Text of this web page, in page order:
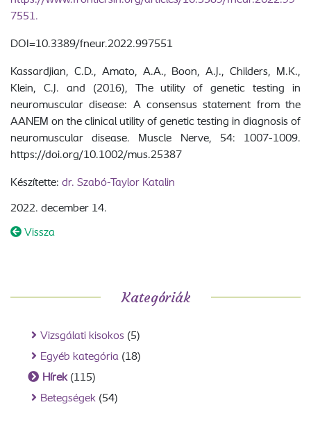
Kategóriák
Vizsgálati kisokos (5)
Egyéb kategória (18)
Hírek(115)
Betegségek (54)
7551.
DOI=10.3389/fneur.2022.997551
Kassardjian, C.D., Amato, A.A., Boon, A.J., Childers, M.K.,
Klein, C.J. and (2016), The utility of genetic testing in
neuromuscular disease: A consensus statement from the
AANEM on the clinical utility of genetic testing in diagnosis of
neuromuscular disease. Muscle Nerve, 54: 1007-1009.
https://doi.org/10.1002/mus.25387
Készítette: dr. Szabó-Taylor Katalin
2022. december 14.
Vissza